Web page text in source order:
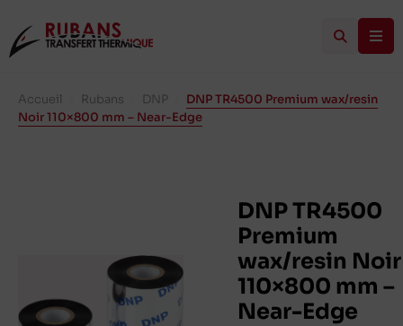
Accueil Rubans DNP
DNP TR4500 Premium wax/resin
Noir 110×800 mm – Near-Edge
DNP TR4500
Premium
wax/resin Noir
110×800 mm –
Near-Edge